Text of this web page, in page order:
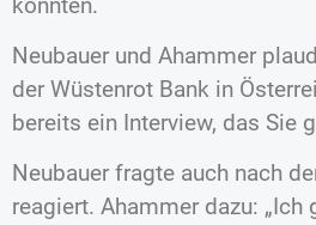
Neubauer und Ahammer
der Wüstenrot Bank in
bereits ein Interview, das Sie
Neubauer fragte auch nach
reagiert. Ahammer dazu: